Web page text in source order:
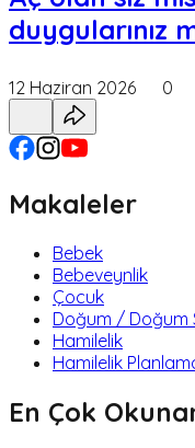
duygularınız
12 Haziran 2026 0
Makaleler
Bebek
Bebeveynlik
Çocuk
Doğum / Doğum
Hamilelik
Hamilelik
En Çok